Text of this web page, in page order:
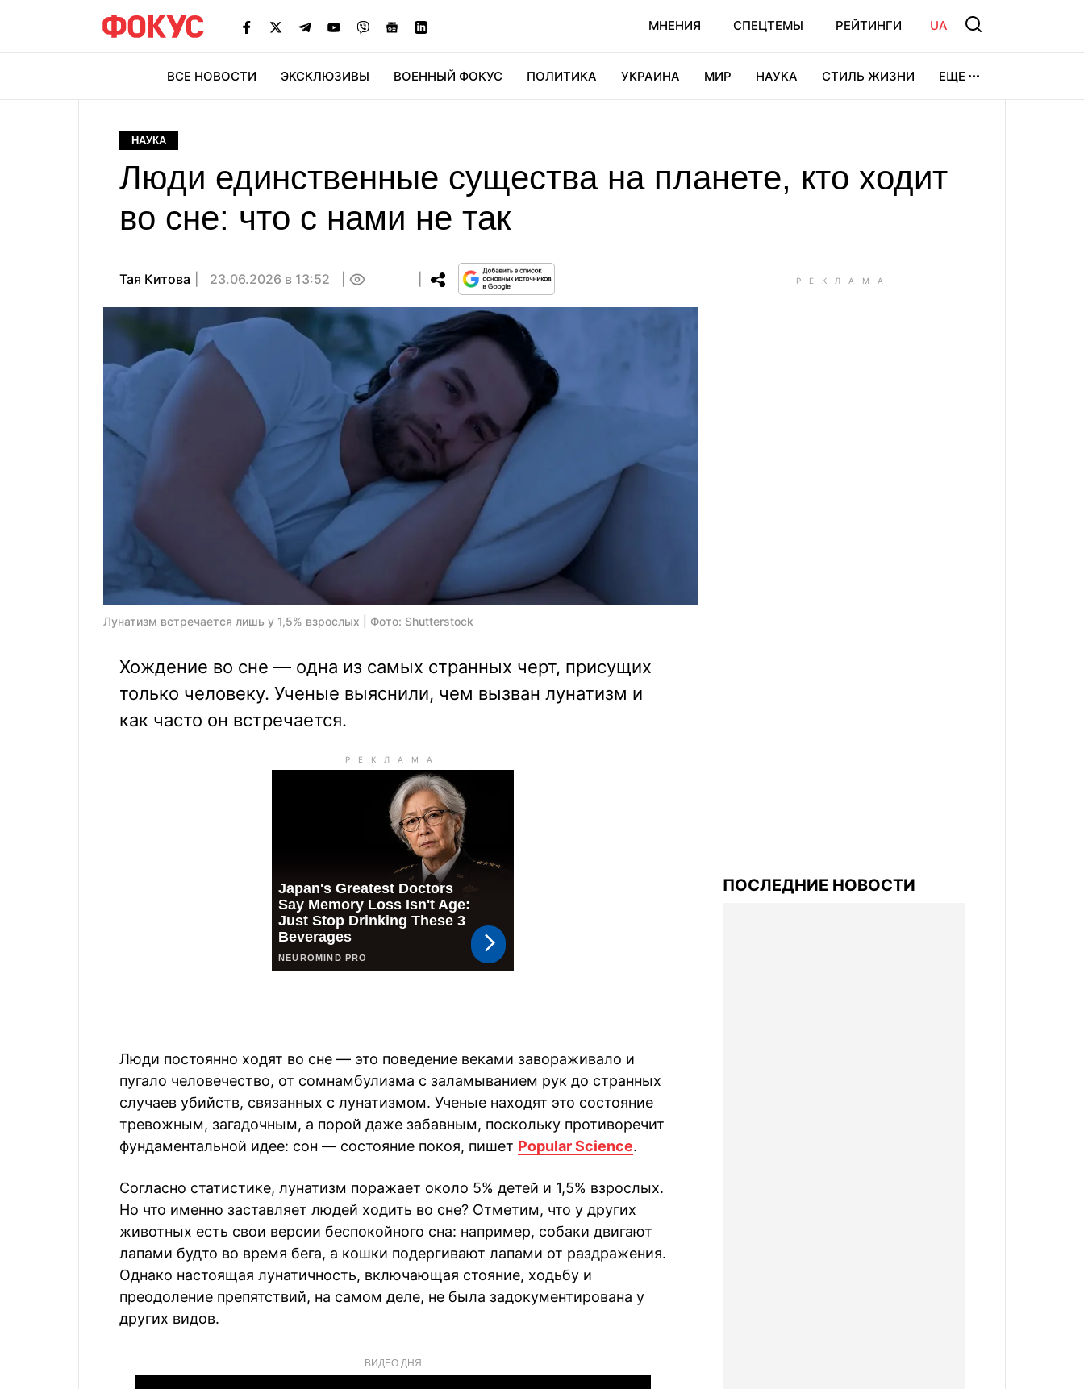
МНЕНИЯ СПЕЦТЕМЫ РЕЙТИНГИ UA
ВСЕ НОВОСТИ ЭКСКЛЮЗИВЫ ВОЕННЫЙ ФОКУС ПОЛИТИКА УКРАИНА МИР НАУКА СТИЛЬ ЖИЗНИ ЕЩЕ
НАУКА
Люди единственные существа на планете, кто ходит
во сне: что с нами не так
Тая Китова 23.06.2026 в 13:52
Лунатизм встречается лишь у 1,5% взрослых | Фото: Shutterstock
Хождение во сне — одна из самых странных черт, присущих
только человеку. Ученые выяснили, чем вызван лунатизм и
как часто он встречается.
Люди постоянно ходят во сне — это поведение веками завораживало и
пугало человечество, от сомнамбулизма с заламыванием рук до странных
случаев убийств, связанных с лунатизмом. Ученые находят это состояние
тревожным, загадочным, а порой даже забавным, поскольку противоречит
фундаментальной идее: сон — состояние покоя, пишет Popular Science.
Согласно статистике, лунатизм поражает около 5% детей и 1,5% взрослых.
Но что именно заставляет людей ходить во сне? Отметим, что у других
животных есть свои версии беспокойного сна: например, собаки двигают
лапами будто во время бега, а кошки подергивают лапами от раздражения.
Однако настоящая лунатичность, включающая стояние, ходьбу и
преодоление препятствий, на самом деле, не была задокументирована у
других видов.
ВИДЕО ДНЯ
ПОСЛЕДНИЕ НОВОСТИ